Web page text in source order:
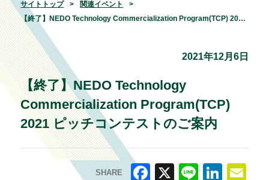
サイトトップ
関連イベント
【終了】NEDO Technology Commercialization Program(TCP) 2021 ピッチコンテストのご案内
2021年12月6日
【終了】NEDO Technology
Commercialization Program(TCP)
2021 ピッチコンテストのご案内
SHARE